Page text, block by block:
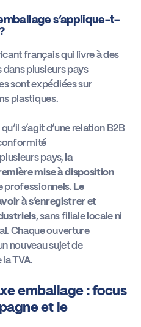
s’applique-t-
français qui livre à des
plusieurs pays
sont expédiées sur
plastiques.
s’agit d’une relation B2B
pays,la
mise à disposition
professionnels.Le
à s’enregistrer et
, sans filiale locale ni
Chaque ouverture
nouveau sujet de
TVA.
emballage : focus
et le